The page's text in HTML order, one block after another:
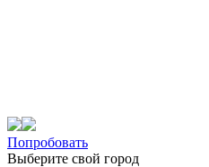
Попробовать
Выберите свой город